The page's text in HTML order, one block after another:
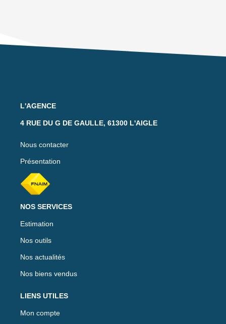
L'AGENCE
4 RUE DU G DE GAULLE, 61300 L'AIGLE
Nous contacter
Présentation
NOS SERVICES
Estimation
Nos outils
Nos actualités
Nos biens vendus
LIENS UTILES
Mon compte